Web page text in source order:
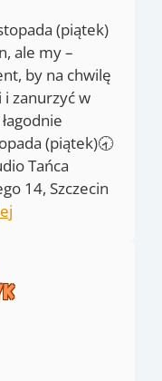
(piątek)
ale my –
by na chwilę
zanurzyć w
(piątek)🕣
Tańca
14, Szczecin